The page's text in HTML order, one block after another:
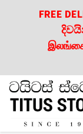
FREE
இலங்கை